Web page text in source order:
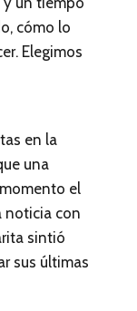
cómo lo
Elegimos
en la
una
el
noticia con
sintió
sus últimas